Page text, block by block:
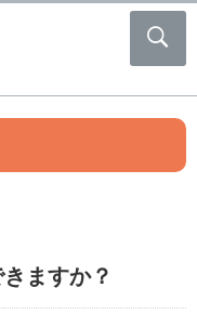
ますか？